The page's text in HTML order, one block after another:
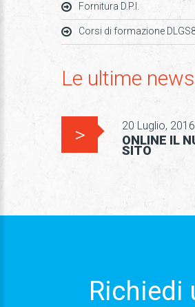
Fornitura D.P.I.
Corsi di formazione
Le ultime news
20 Luglio, 2016
ONLINE IL
SITO
Richiedi